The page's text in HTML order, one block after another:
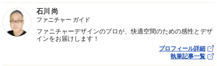
石川 尚
ファニチャー ガイド
ファニチャーデザインのプロが、快適空間のための感性とデザ
インをお届けします！
プロフィール詳細
執筆記事一覧